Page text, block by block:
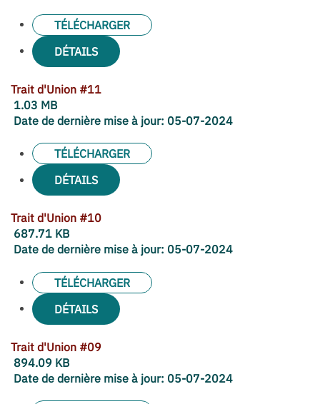
TÉLÉCHARGER
DÉTAILS
Trait d'Union #11
1.03 MB
Date de dernière mise à jour: 05-07-2024
TÉLÉCHARGER
DÉTAILS
Trait d'Union #10
687.71 KB
Date de dernière mise à jour: 05-07-2024
TÉLÉCHARGER
DÉTAILS
Trait d'Union #09
894.09 KB
Date de dernière mise à jour: 05-07-2024